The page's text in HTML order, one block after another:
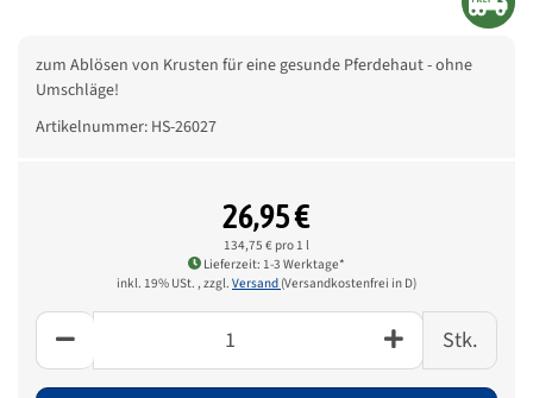
zum Ablösen von Krusten für eine gesunde Pferdehaut - ohne
Umschläge!
Artikelnummer: HS-26027
26,95 €
134,75 € pro 1 l
Lieferzeit: 1-3 Werktage*
inkl. 19% USt. , zzgl. Versand (Versandkostenfrei in D)
Stk.